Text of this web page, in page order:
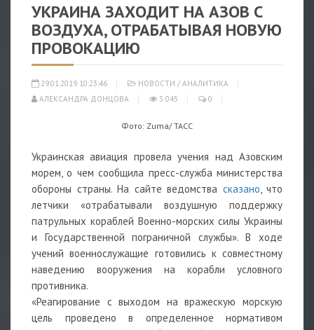
УКРАИНА ЗАХОДИТ НА АЗОВ С
ВОЗДУХА, ОТРАБАТЫВАЯ НОВУЮ
ПРОВОКАЦИЮ
29.01.2019 10:23:46 НОВОСТИ / АНАЛИТИКА
АЛЕКСАНДРА ДОНЦОВА
3 045 0
Фото: Zuma/ ТАСС
Украинская авиация провела учения над Азовским
морем, о чем сообщила пресс-служба министерства
обороны страны. На сайте ведомства сказано, что
летчики «отрабатывали воздушную поддержку
патрульных кораблей Военно-морских силы Украины
и Государственной пограничной службы». В ходе
учений военнослужащие готовились к совместному
наведению вооружения на корабли условного
противника.
«Реагирование с выходом на вражескую морскую
цель проведено в определенное нормативом